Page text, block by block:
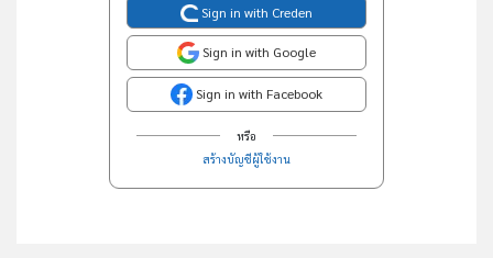
Sign in with Creden
Sign in with Google
Sign in with Facebook
หรือ
สร้างบัญชีผู้ใช้งาน